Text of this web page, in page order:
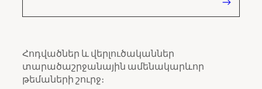
Հոդվածներ և վերլուծականներ
տարածաշրջանային ամենակարևոր
թեմաների շուրջ։